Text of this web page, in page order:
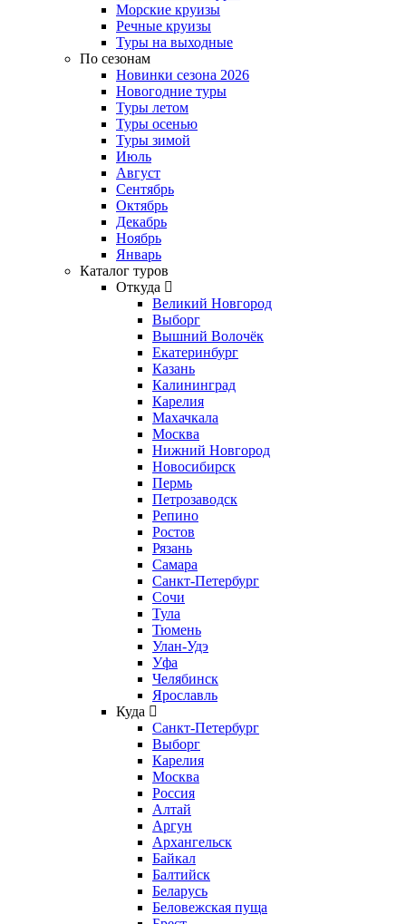
Морские круизы
Речные круизы
Туры на выходные
По сезонам
Новинки сезона 2026
Новогодние туры
Туры летом
Туры осенью
Туры зимой
Июль
Август
Сентябрь
Октябрь
Декабрь
Ноябрь
Январь
Каталог туров
Откуда
Великий Новгород
Выборг
Вышний Волочёк
Екатеринбург
Казань
Калининград
Карелия
Махачкала
Москва
Нижний Новгород
Новосибирск
Пермь
Петрозаводск
Репино
Ростов
Рязань
Самара
Санкт-Петербург
Сочи
Тула
Тюмень
Улан-Удэ
Уфа
Челябинск
Ярославль
Куда
Санкт-Петербург
Выборг
Карелия
Москва
Россия
Алтай
Аргун
Архангельск
Байкал
Балтийск
Беларусь
Беловежская пуща